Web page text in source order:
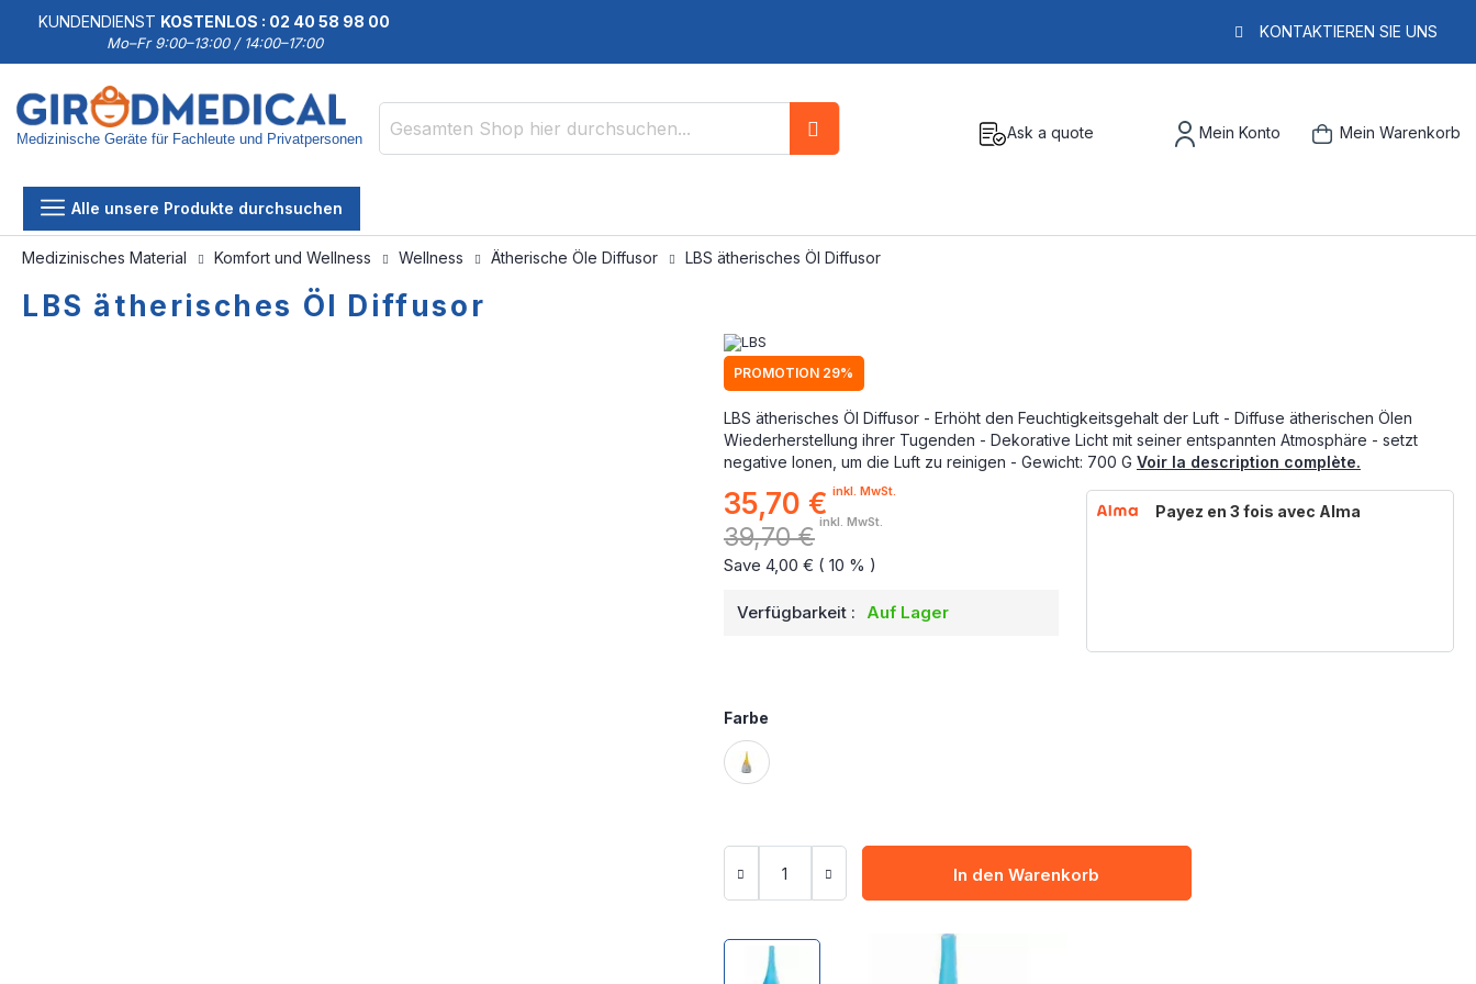
KUNDENDIENST KOSTENLOS : 02 40 58 98 00
Mo–Fr 9:00–13:00 / 14:00–17:00
KONTAKTIEREN SIE UNS
Medizinische Geräte für Fachleute und Privatpersonen Ask a quote Mein Konto Mein Warenkorb
Alle unsere Produkte durchsuchen
Medizinisches Material Komfort und Wellness Wellness Ätherische Öle Diffusor LBS ätherisches Öl Diffusor
LBS ätherisches Öl Diffusor
PROMOTION 29%
LBS ätherisches Öl Diffusor - Erhöht den Feuchtigkeitsgehalt der Luft - Diffuse ätherischen Ölen
Wiederherstellung ihrer Tugenden - Dekorative Licht mit seiner entspannten Atmosphäre - setzt
negative Ionen, um die Luft zu reinigen - Gewicht: 700 G Voir la description complète.
Sonderpreis
35,70 € inkl. MwSt.
39,70 € inkl. MwSt.
Save 4,00 € ( 10 % )
Verfügbarkeit : Auf Lager
Payez en 3 fois avec Alma
Farbe
In den Warenkorb
Zum
Zum
Anfang